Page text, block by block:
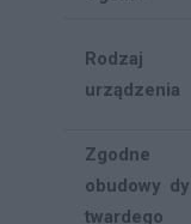
Rodzaj
urządzenia
Zgodne
obudowy
twardego